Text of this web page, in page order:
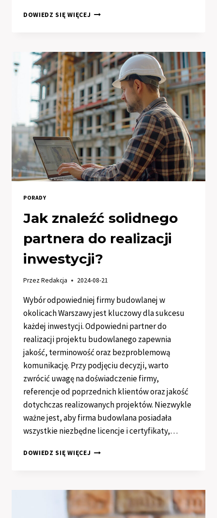
DOWIEDZ SIĘ WIĘCEJ JAK
PORADY
Jak znaleźć solidnego
partnera do realizacji
inwestycji?
PrzezRedakcja 2024-08-21
Wybór odpowiedniej firmy budowlanej w
okolicach Warszawy jest kluczowy dla sukcesu
każdej inwestycji. Odpowiedni partner do
realizacji projektu budowlanego zapewnia
jakość, terminowość oraz bezproblemową
komunikację. Przy podjęciu decyzji, warto
zwrócić uwagę na doświadczenie firmy,
referencje od poprzednich klientów oraz jakość
dotychczas realizowanych projektów. Niezwykle
ważne jest, aby firma budowlana posiadała
wszystkie niezbędne licencje i certyfikaty,…
DOWIEDZ SIĘ WIĘCEJ JAK
DO
REALIZACJI
INWESTYCJI?